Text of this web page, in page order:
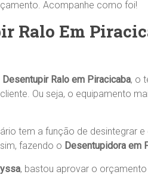
Acompanhe como foi!
Ralo Em
Desentupir Ralo em Piracicaba, o
Ou seja, o equipamento
tem a função de desintegrar
fazendo o Desentupidora em
, bastou aprovar o